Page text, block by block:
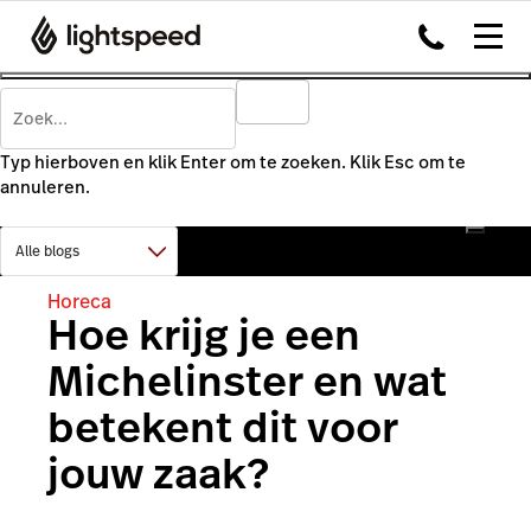
Typ hierboven en klik Enter om te zoeken. Klik Esc om te
annuleren.
Horeca
Hoe krijg je een
Michelinster en wat
betekent dit voor
jouw zaak?